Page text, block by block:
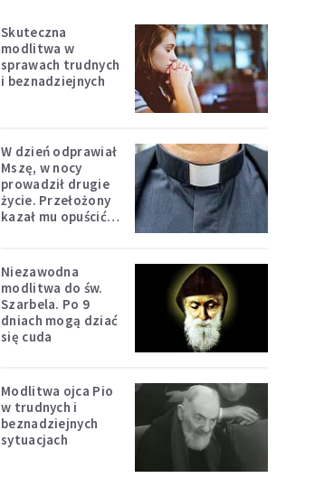
Skuteczna
modlitwa w
sprawach trudnych
i beznadziejnych
W dzień odprawiał
Mszę, w nocy
prowadził drugie
życie. Przełożony
kazał mu opuścić
Niezawodna
modlitwa do św.
Szarbela. Po 9
dniach mogą dziać
się cuda
Modlitwa ojca Pio
w trudnych i
beznadziejnych
sytuacjach